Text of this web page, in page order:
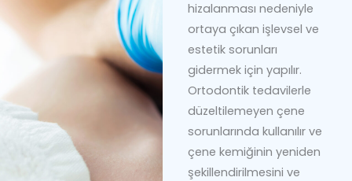
hizalanması nedeniyle
ortaya çıkan işlevsel ve
estetik sorunları
gidermek için yapılır.
Ortodontik tedavilerle
düzeltilemeyen çene
sorunlarında kullanılır ve
çene kemiğinin yeniden
şekillendirilmesini ve